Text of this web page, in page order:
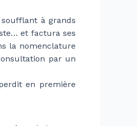
à grands
et factura ses
la nomenclature
par un
en première